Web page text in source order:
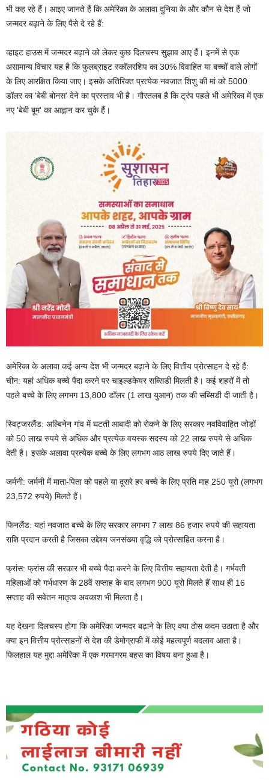
भी कह रहे हैं। आइए जानते हैं कि अमेरिका के अलावा दुनिया के और कौन से देश हैं जो
जन्मदर बढ़ाने के लिए पैसे दे रहे हैं:
व्हाइट हाउस में जन्मदर बढ़ाने को लेकर कुछ दिलचस्प सुझाव आए हैं। इनमें से एक
असामान्य विचार यह है कि फुलब्राइट स्कॉलरशिप का 30% विवाहित या बच्चों वाले लोगों
के लिए आरक्षित किया जाए। इसके अतिरिक्त प्रत्येक नवजात शिशु की मां को 5000
डॉलर का 'बेबी बोनस' देने का प्रस्ताव भी है। गौरतलब है कि ट्रंप पहले भी अमेरिका में एक
नए 'बेबी बूम' का आह्वान कर चुके हैं।
अमेरिका के अलावा कई अन्य देश भी जन्मदर बढ़ाने के लिए वित्तीय प्रोत्साहन दे रहे हैं:
चीन: यहां अधिक बच्चे पैदा करने पर चाइल्डकेयर सब्सिडी मिलती है। कई शहरों में तो
पहले बच्चे के लिए लगभग 13,800 डॉलर (1 लाख युआन) तक की सब्सिडी दी जाती है।
स्विट्जरलैंड: अल्बिनेन गांव में घटती आबादी को रोकने के लिए सरकार नवविवाहित जोड़ों
को 50 लाख रुपये से अधिक और प्रत्येक वयस्क सदस्य को 22 लाख रुपये से अधिक
देती है। इसके अलावा प्रत्येक बच्चे के लिए लगभग आठ लाख रुपये दिए जाते हैं।
जर्मनी: जर्मनी में माता-पिता को पहले या दूसरे हर बच्चे के लिए प्रति माह 250 यूरो (लगभग
23,572 रुपये) मिलते हैं।
फिनलैंड: यहां नवजात बच्चे के लिए सरकार लगभग 7 लाख 86 हजार रुपये की सहायता
राशि प्रदान करती है जिसका उद्देश्य जनसंख्या वृद्धि को प्रोत्साहित करना है।
फ्रांस: फ्रांस की सरकार भी बच्चे पैदा करने के लिए वित्तीय सहायता देती है। गर्भवती
महिलाओं को गर्भधारण के 28वें सप्ताह के बाद लगभग 900 यूरो मिलते हैं साथ ही 16
सप्ताह की सवेतन मातृत्व अवकाश भी मिलता है।
यह देखना दिलचस्प होगा कि अमेरिका जन्मदर बढ़ाने के लिए क्या ठोस कदम उठाता है और
क्या इन वित्तीय प्रोत्साहनों से देश की डेमोग्राफी में कोई महत्वपूर्ण बदलाव आता है।
फिलहाल यह मुद्दा अमेरिका में एक गरमागरम बहस का विषय बना हुआ है।